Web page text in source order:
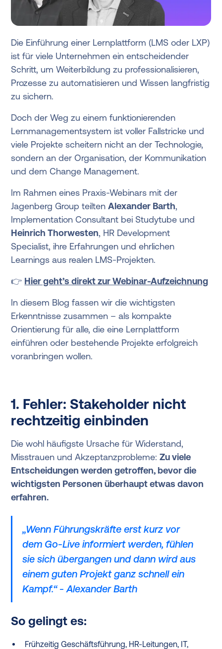
Die Einführung einer Lernplattform (LMS oder LXP)
ist für viele Unternehmen ein entscheidender
Schritt, um Weiterbildung zu professionalisieren,
Prozesse zu automatisieren und Wissen langfristig
zu sichern.
Doch der Weg zu einem funktionierenden
Lernmanagementsystem ist voller Fallstricke und
viele Projekte scheitern nicht an der Technologie,
sondern an der Organisation, der Kommunikation
und dem Change Management.
Im Rahmen eines Praxis-Webinars mit der
Jagenberg Group teiltenAlexander Barth,
Implementation Consultant bei Studytube und
Heinrich Thorwesten, HR Development
Specialist, ihre Erfahrungen und ehrlichen
Learnings aus realen LMS-Projekten.
👉 Hier geht’s direkt zur Webinar-Aufzeichnung
In diesem Blog fassen wir die wichtigsten
Erkenntnisse zusammen – als kompakte
Orientierung für alle, die eine Lernplattform
einführen oder bestehende Projekte erfolgreich
voranbringen wollen.
1. Fehler: Stakeholder nicht
rechtzeitig einbinden
Die wohl häufigste Ursache für Widerstand,
Misstrauen und Akzeptanzprobleme:Zu viele
Entscheidungen werden getroffen, bevor die
wichtigsten Personen überhaupt etwas davon
erfahren.
„Wenn Führungskräfte erst kurz vor
dem Go-Live informiert werden, fühlen
sie sich übergangen und dann wird aus
einem guten Projekt ganz schnell ein
Kampf.“ - Alexander Barth
So gelingt es:
Frühzeitig Geschäftsführung, HR-Leitungen, IT,